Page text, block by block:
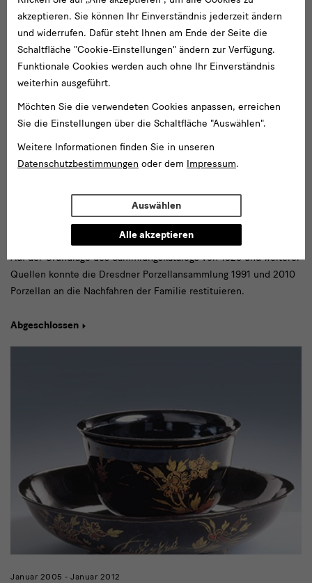
November 2019 - September 2021
Rekonstruktion der Porzellansammlung Gustav
Auf der Grundlage des Sammlungskatalogs von 1928 und weiterer
Quellen konnte die Dresdner Porzellansammlung 1991 und 2010
Porzellan an die Nachfahren der Familie restituieren.
Abgeschlossen
Januar 2005 - Januar 2012
akzeptieren. Sie können Ihr Einverständnis jederzeit ändern
und widerrufen. Dafür steht Ihnen am Ende der Seite die
Schaltfläche "Cookie-Einstellungen" ändern zur Verfügung.
Funktionale Cookies werden auch ohne Ihr Einverständnis
weiterhin ausgeführt.
Möchten Sie die verwendeten Cookies anpassen, erreichen
Sie die Einstellungen über die Schaltfläche "Auswählen".
Weitere Informationen finden Sie in unseren
Datenschutzbestimmungen oder dem Impressum.
Auswählen
Alle akzeptieren